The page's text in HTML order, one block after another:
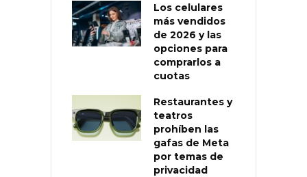
Los celulares
más vendidos
de 2026 y las
opciones para
comprarlos a
cuotas
Restaurantes y
teatros
prohíben las
gafas de Meta
por temas de
privacidad